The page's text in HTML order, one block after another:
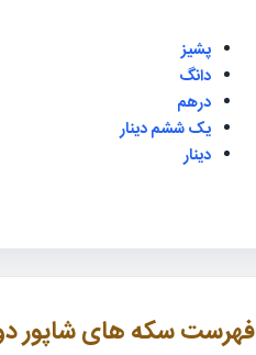
پشیز
دانگ
درهم
یک ششم دینار
دینار
فهرست سکه های شاپور